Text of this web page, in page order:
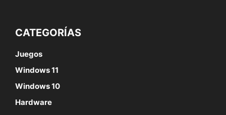
CATEGORÍAS
Juegos
Windows 11
Windows 10
Hardware